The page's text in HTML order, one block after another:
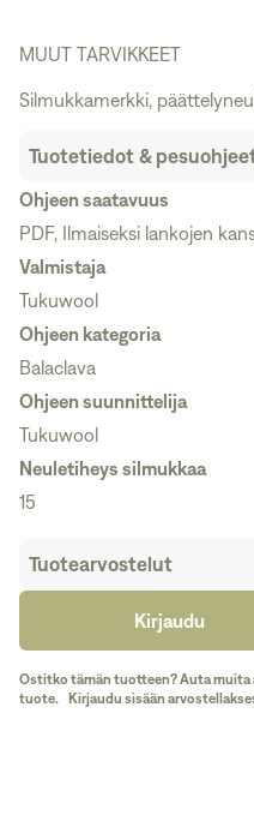
MUUT TARVIKKEET
Silmukkamerkki,
Tuotetiedot &
Ohjeen saatavuus
PDF, Ilmaiseksi lankojen
Valmistaja
Tukuwool
Ohjeen kategoria
Balaclava
Ohjeen suunnittelija
Tukuwool
Neuletiheys silmukkaa
15
Tuotearvostelut
Kirjaudu
Ostitko tämän tuotteen? Auta muita
tuote.
Kirjaudu sisään